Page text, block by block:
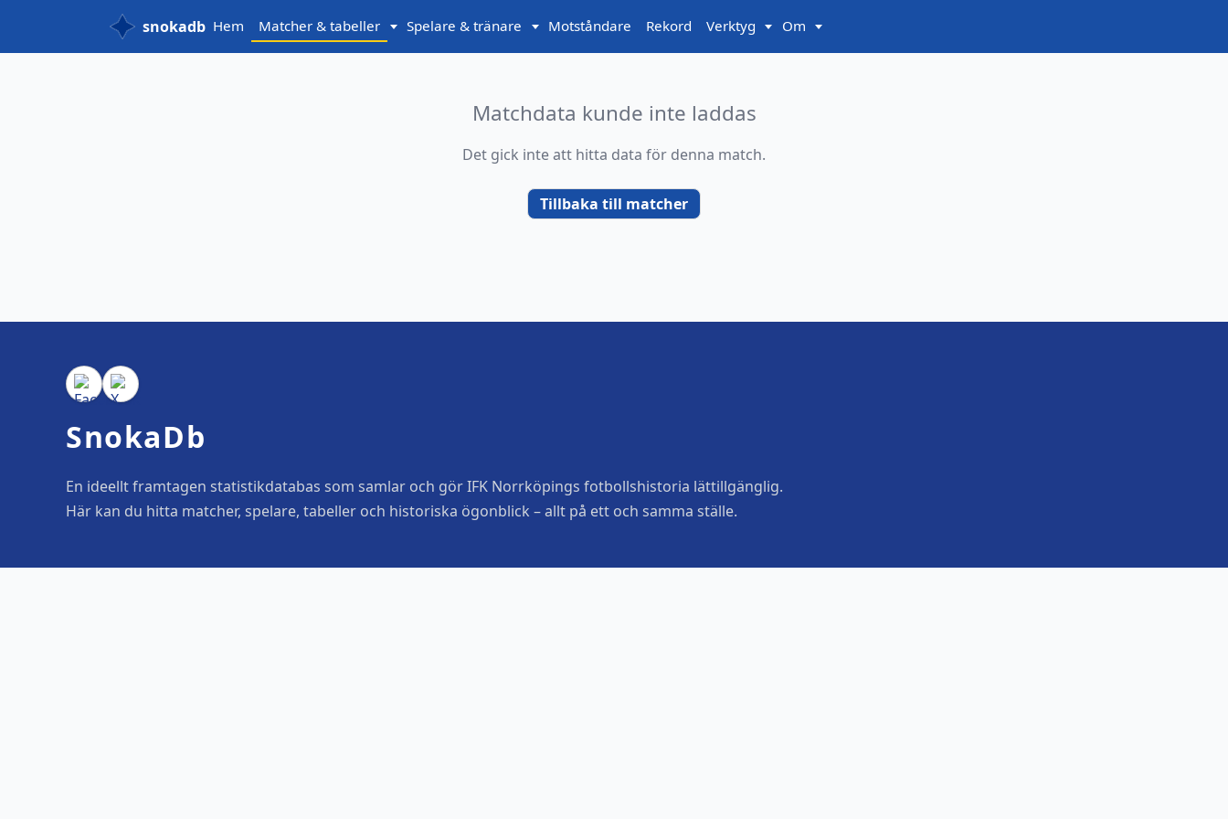
snokadb Hem Matcher & tabeller Spelare & tränare Motståndare Rekord Verktyg Om
Matchdata kunde inte laddas
Det gick inte att hitta data för denna match.
Tillbaka till matcher
SnokaDb
En ideellt framtagen statistikdatabas som samlar och gör IFK Norrköpings fotbollshistoria lättillgänglig.
Här kan du hitta matcher, spelare, tabeller och historiska ögonblick – allt på ett och samma ställe.